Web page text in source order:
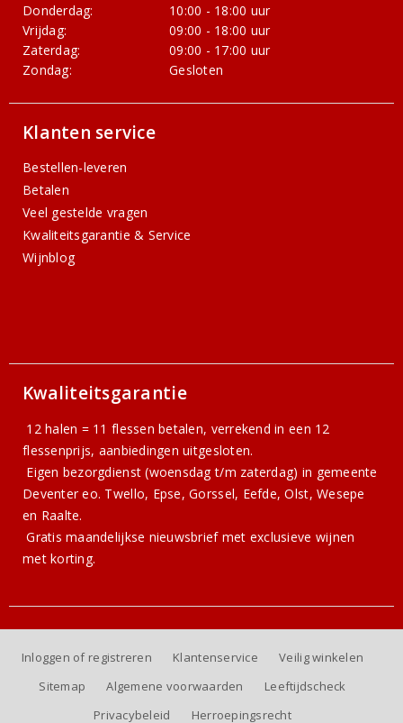
Donderdag:
10:00 - 18:00 uur
Vrijdag:
09:00 - 18:00 uur
Zaterdag:
09:00 - 17:00 uur
Zondag:
Gesloten
Klanten service
Bestellen-leveren
Betalen
Veel gestelde vragen
Kwaliteitsgarantie & Service
Wijnblog
Kwaliteitsgarantie
12 halen = 11 flessen betalen, verrekend in een 12
flessenprijs, aanbiedingen uitgesloten.
Eigen bezorgdienst (woensdag t/m zaterdag) in gemeente
Deventer eo. Twello, Epse, Gorssel, Eefde, Olst, Wesepe
en Raalte.
Gratismaandelijkse nieuwsbriefmet exclusieve wijnen
met korting.
Inloggen of registreren Klantenservice
Veilig winkelen
Sitemap
Algemene voorwaarden
Leeftijdscheck
Privacybeleid
Herroepingsrecht